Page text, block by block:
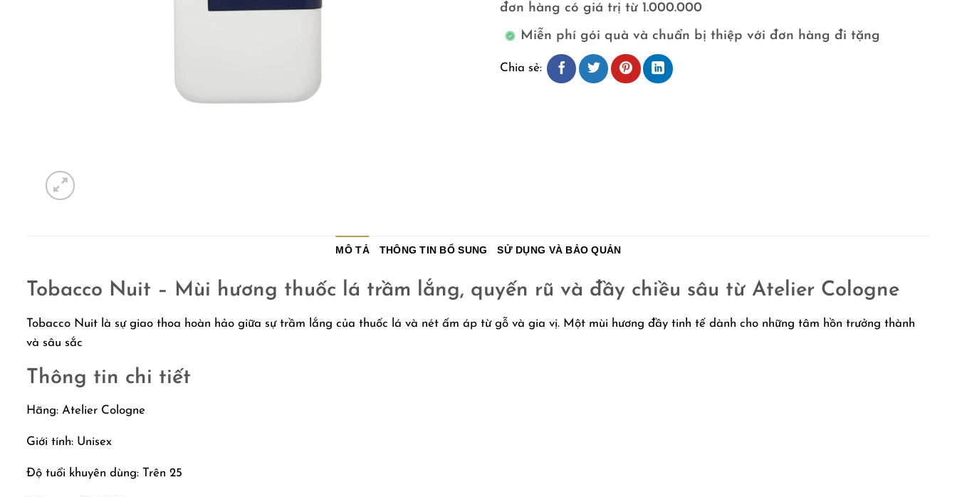
đơn hàng có giá trị từ 1.000.000
Miễn phí gói quà và chuẩn bị thiệp với đơn hàng đi tặng
Chia sẻ:
MÔ TẢ THÔNG TIN BỔ SUNG SỬ DỤNG VÀ BẢO QUẢN
Tobacco Nuit – Mùi hương thuốc lá trầm lắng, quyến rũ và đầy chiều sâu từ Atelier Cologne
Tobacco Nuit là sự giao thoa hoàn hảo giữa sự trầm lắng của thuốc lá và nét ấm áp từ gỗ và gia vị. Một mùi hương đầy tinh tế dành cho những tâm hồn trưởng thành
và sâu sắc
Thông tin chi tiết
Hãng: Atelier Cologne
Giới tính: Unisex
Độ tuổi khuyên dùng: Trên 25